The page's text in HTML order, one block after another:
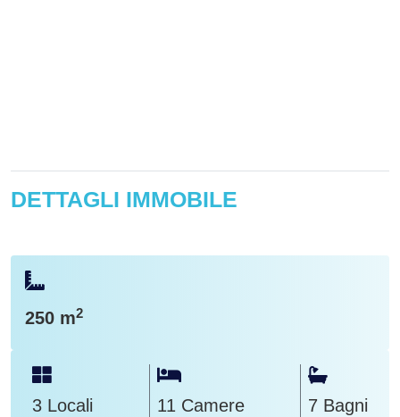
DETTAGLI IMMOBILE
250 m2
3 Locali 11 Camere 7 Bagni